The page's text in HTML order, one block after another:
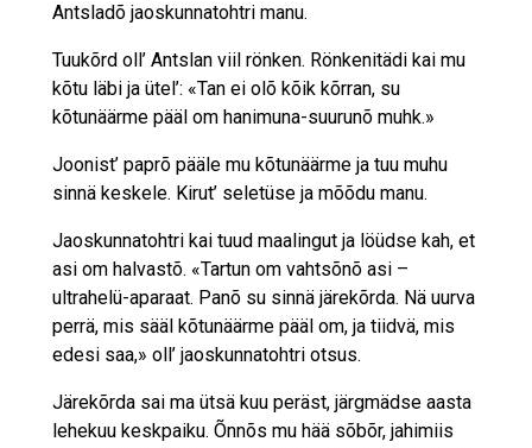
Antsladõ jaoskunnatohtri manu.
Tuukõrd oll’ Antslan viil rönken. Rönkenitädi kai mu
kõtu läbi ja ütel’: «Tan ei olõ kõik kõrran, su
kõtunäärme pääl om hanimuna-suurunõ muhk.»
Joonist’ paprõ pääle mu kõtunäärme ja tuu muhu
sinnä keskele. Kirut’ seletüse ja mõõdu manu.
Jaoskunnatohtri kai tuud maalingut ja löüdse kah, et
asi om halvastõ. «Tartun om vahtsõnõ asi –
ultrahelü-aparaat. Panõ su sinnä järekõrda. Nä uurva
perrä, mis sääl kõtunäärme pääl om, ja tiidvä, mis
edesi saa,» oll’ jaoskunnatohtri otsus.
Järekõrda sai ma ütsä kuu peräst, järgmädse aasta
lehekuu keskpaiku. Õnnõs mu hää sõbõr, jahimiis